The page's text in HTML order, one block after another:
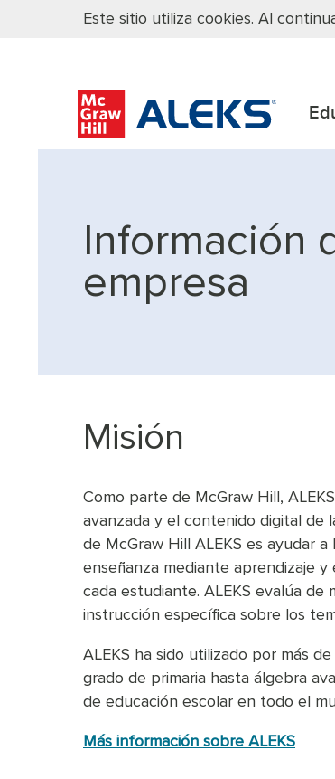
Este sitio utiliza cookies. Al
Información
empresa
Misión
Como parte de McGraw Hill,
avanzada y el contenido digital de
de McGraw Hill ALEKS es ayudar
enseñanza mediante aprendizaje
cada estudiante. ALEKS evalúa
instrucción específica sobre los
ALEKS ha sido utilizado por más
grado de primaria hasta álgebra
de educación escolar en todo el
Más información sobre ALEKS